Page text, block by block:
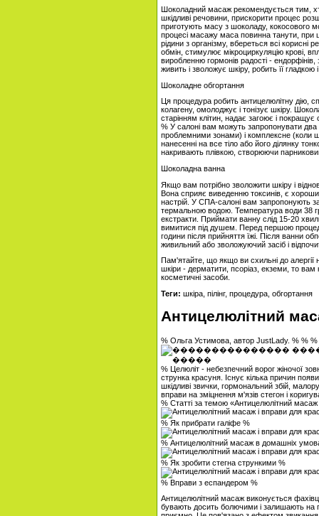
Шоколадний масаж рекомендується тим,
шкідливі речовини, прискорити процес
приготують масу з шоколаду, кокосового
процесі масажу маса повинна танути, при
рідини з організму, вбереться всі корисні
обмін, стимулює мікроциркуляцію крові,
виробленню гормонів радості - ендорфінів,
живить і зволожує шкіру, робить її гладкою
Шоколадне обгортання
Ця процедура робить антицелюлітну дію,
колагену, омолоджує і тонізує шкіру.
старінням клітин, надає загоює і покращує
% У салоні вам можуть запропонувати два
проблемними зонами) і комплексне (коли
нанесенні на все тіло або його ділянку
накривають плівкою, створюючи
Шоколадна ванна
Якщо вам потрібно зволожити шкіру і
Вона сприяє виведенню токсинів, є
настрій. У СПА-салоні вам запропонують
термальною водою. Температура води 38
екстракти. Приймати ванну слід 15-20
вимитися під душем. Перед першою
години після прийняття їжі. Після ванни
живильний або зволожуючий засіб і
Пам'ятайте, що якщо ви схильні до
шкіри - дерматити, псоріаз, екземи, то вам
косметичні засоби.
Теги: шкіра, пілінг, процедура, обгортання
Антицелюлітний
% Ольга Устимова, автор JustLady. % % %
% Целюліт - небезпечний ворог жіночої
струнка красуня. Існує кілька причин
шкідливі звички, гормональний збій,
вправи на зміцнення м'язів стегон і
% Статті за темою «Антицелюлітний масаж
% Як прибрати галіфе %
% Антицелюлітний масаж в домашніх
% Як зробити стегна стрункими %
% Вправи з еспандером %
Антицелюлітний масаж виконується
бувають досить болючими і залишають на